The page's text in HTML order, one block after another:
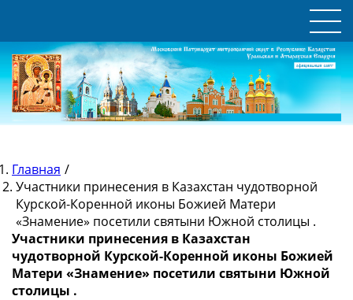
Главная /
Участники принесения в Казахстан чудотворной
Курской-Коренной иконы Божией Матери
«Знамение» посетили святыни Южной столицы .
Участники принесения в Казахстан
чудотворной Курской-Коренной иконы Божией
Матери «Знамение» посетили святыни Южной
столицы .